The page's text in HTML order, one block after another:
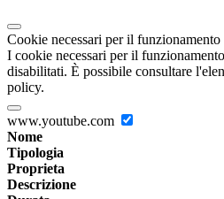
Cookie necessari per il funzionamento
I cookie necessari per il
disabilitati. È possibile consultare
policy.
www.youtube.com
Nome
Tipologia
Proprieta
Descrizione